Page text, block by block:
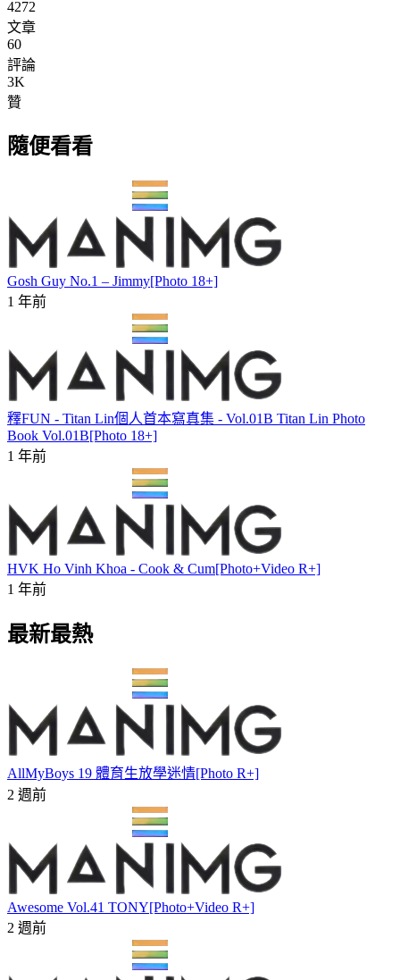
4272
文章
60
評論
3K
贊
隨便看看
Gosh Guy No.1 – Jimmy[Photo 18+]
1 年前
釋FUN - Titan Lin個人首本寫真集 - Vol.01B Titan Lin Photo
Book Vol.01B[Photo 18+]
1 年前
HVK Ho Vinh Khoa - Cook & Cum[Photo+Video R+]
1 年前
最新最熱
AllMyBoys 19 體育生放學迷情[Photo R+]
2 週前
Awesome Vol.41 TONY[Photo+Video R+]
2 週前